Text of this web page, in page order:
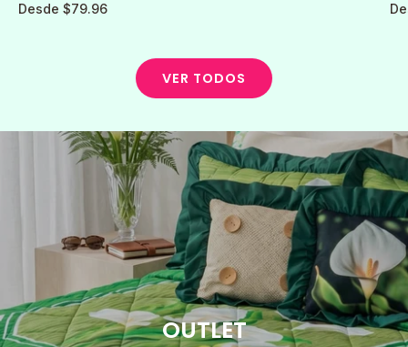
Desde $79.96
VER TODOS
OUTLET